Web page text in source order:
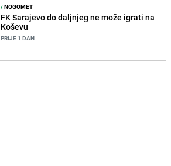
/NOGOMET
FK Sarajevo do daljnjeg ne može igrati na
Koševu
PRIJE 1 DAN